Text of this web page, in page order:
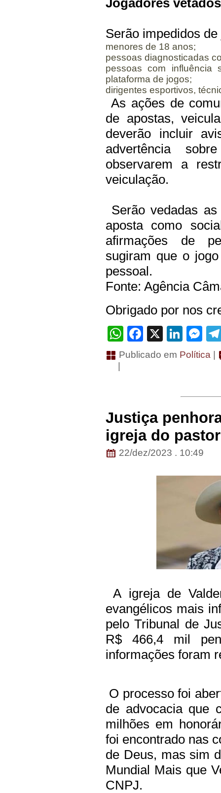
Jogadores vetados
Serão impedidos
menores de 18 anos;
pessoas diagnosticadas
pessoas com influência
plataforma de jogos;
dirigentes esportivos,
As ações de
de apostas,
deverão incluir
advertência
observarem a
veiculação.
Serão vedadas
aposta como
afirmações de
sugiram que o
pessoal.
Fonte: Agência
Obrigado por nos
WhatsApp
Facebook
X
Publicado em Política
Justiça
igreja do
22/dez/2023 . 10:49
A igreja de
evangélicos mais
pelo Tribunal de
R$ 466,4 mil
informações foram
O processo foi
de advocacia que
milhões em
foi encontrado nas
de Deus, mas sim
Mundial Mais que
CNPJ.